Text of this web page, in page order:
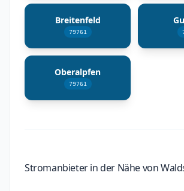
Breitenfeld
79761
Oberalpfen
79761
Stromanbieter in der Nähe von